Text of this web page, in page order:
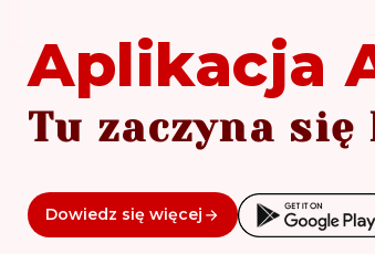
Aplikacja
Tu zaczyna
Dowiedz się więcej